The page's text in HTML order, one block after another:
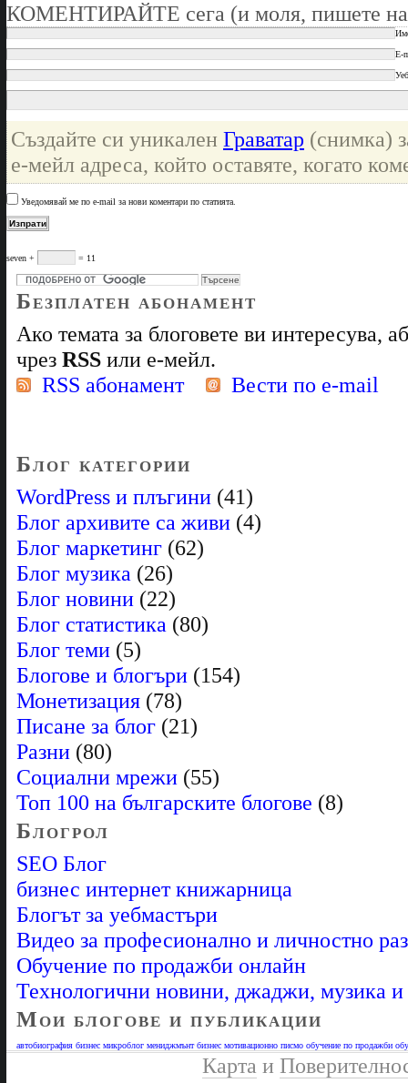
КОМЕНТИРАЙТЕ сега (и моля, пишете на
E-
Създайте си уникален Граватар (снимка)
е-мейл адреса, който оставяте, когато
Уведомявай ме по e-mail за нови коментари по статията.
seven + = 11
Безплатен абонамент
Ако темата за блоговете ви интересува,
чрез RSS или е-мейл.
RSS абонамент
Вести по e-mail
Блог категории
WordPress и плъгини (41)
Блог архивите са живи (4)
Блог маркетинг (62)
Блог музика (26)
Блог новини (22)
Блог статистика (80)
Блог теми (5)
Блогове и блогъри (154)
Монетизация (78)
Писане за блог (21)
Разни (80)
Социални мрежи (55)
Топ 100 на българските блогове (8)
Блогрол
SEO Блог
бизнес интернет книжарница
Блогът за уебмастъри
Видео за професионално и личностно
Обучение по продажби онлайн
Технологични новини, джаджи, музика
Мои блогове и публикации
автобиография бизнес микроблог мениджмънт бизнес мотивационно писмо обучение по продажби
Карта и